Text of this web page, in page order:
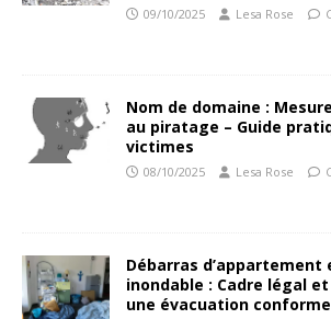
09/10/2025 Lesa Rose
Nom de domaine :
au piratage – Guide
victimes
08/10/2025 Lesa Rose
Débarras d’appartement
inondable : Cadre légal
une évacuation conforme